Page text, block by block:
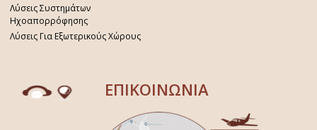
Λύσεις Συστημάτων
Ηχοαπορρόφησης
Λύσεις Για Εξωτερικούς Χώρους
ΕΠΙΚΟΙΝΩΝΙΑ